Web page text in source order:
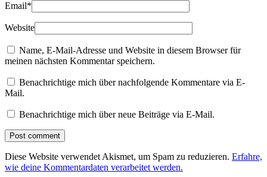
Email*
Website
Name, E-Mail-Adresse und Website in diesem Browser für
meinen nächsten Kommentar speichern.
Benachrichtige mich über nachfolgende Kommentare via E-
Mail.
Benachrichtige mich über neue Beiträge via E-Mail.
Diese Website verwendet Akismet, um Spam zu reduzieren. Erfahre,
wie deine Kommentardaten verarbeitet werden.